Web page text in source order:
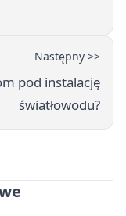
Następny >>
pod instalację
światłowodu?